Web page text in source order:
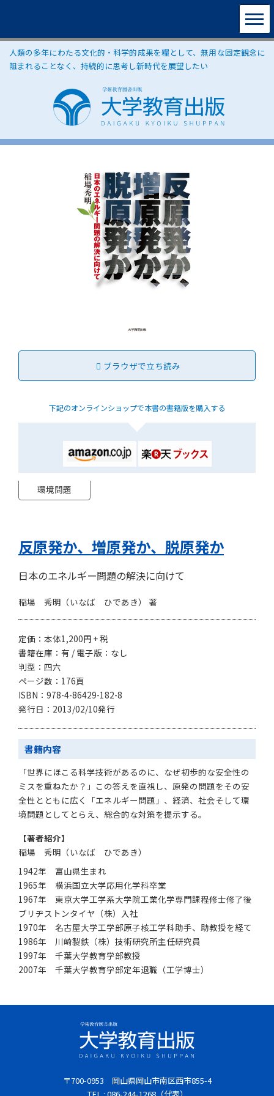
人類の多年にわたる文化的・科学的成果を糧として、無用な固定観念に
阻まれることなく、持続的に思考し新時代を展望したい
ブラウザで立ち読み
下記のオンラインショップで本書の書籍版を購入する
環境問題
反原発か、増原発か、脱原発か
日本のエネルギー問題の解決に向けて
稲場 秀明（いなば ひであき） 著
定価：本体1,200円 + 税
書籍在庫：有 / 電子版：なし
判型：四六
ページ数：176頁
ISBN：978-4-86429-182-8
発行日：2013/02/10発行
書籍内容
「世界にほこる科学技術があるのに、なぜ初歩的な安全性の
ミスを重ねたか？」この答えを直視し、原発の問題をその安
全性とともに広く「エネルギー問題」、経済、社会そして環
境問題としてとらえ、総合的な対策を提示する。
【著者紹介】
稲場 秀明（いなば ひであき）
1942年 富山県生まれ
1965年 横浜国立大学応用化学科卒業
1967年 東京大学工学系大学院工業化学専門課程修士修了後
ブリヂストンタイヤ（株）入社
1970年 名古屋大学工学部原子核工学科助手、助教授を経て
1986年 川崎製鉄（株）技術研究所主任研究員
1997年 千葉大学教育学部教授
2007年 千葉大学教育学部定年退職（工学博士）
〒700-0953 岡山県岡山市南区西市855-4